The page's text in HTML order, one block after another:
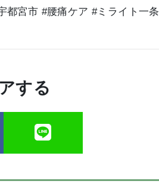
都宮市 #腰痛ケア #ミライト一条
する